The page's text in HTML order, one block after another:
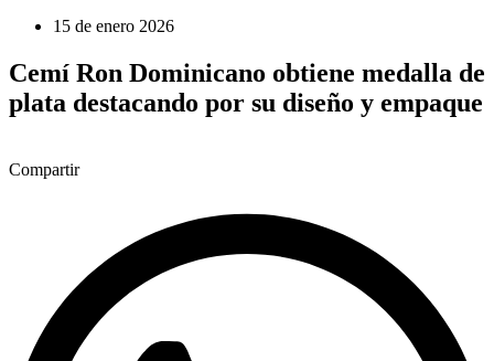
15 de enero 2026
Cemí Ron Dominicano obtiene medalla de
plata destacando por su diseño y empaque
Compartir